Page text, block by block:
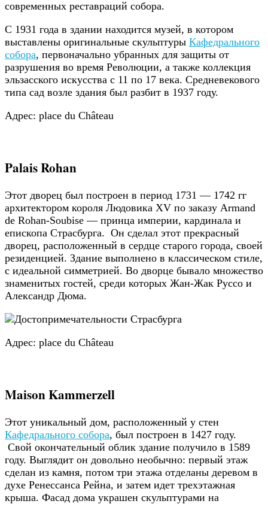
современных реставраций собора.
С 1931 года в здании находится музей, в котором
выставлены оригинальные скульптуры Кафедрального
собора, первоначально убранных для защиты от
разрушения во время Революции, а также коллекция
эльзасского искусства с 11 по 17 века. Средневекового
типа сад возле здания был разбит в 1937 году.
Адрес: place du Château
Palais Rohan
Этот дворец был построен в период 1731 — 1742 гг
архитектором короля Людовика XV по заказу Armand
de Rohan-Soubise — принца империи, кардинала и
епископа Страсбурга. Он сделал этот прекрасный
дворец, расположенный в сердце старого города, своей
резиденцией. Здание выполнено в классическом стиле,
с идеальной симметрией. Во дворце бывало множество
знаменитых гостей, среди которых Жан-Жак Руссо и
Александр Дюма.
Адрес: place du Château
Maison Kammerzell
Этот уникальный дом, расположенный у стен
Кафедрального собора, был построен в 1427 году.
Свой окончательный облик здание получило в 1589
году. Выглядит он довольно необычно: первый этаж
сделан из камня, потом три этажа отделаны деревом в
духе Ренессанса Рейна, и затем идет трехэтажная
крыша. Фасад дома украшен скульптурами на